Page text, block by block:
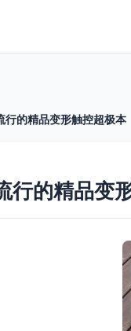
行的精品变形触控超极本
行的精品变